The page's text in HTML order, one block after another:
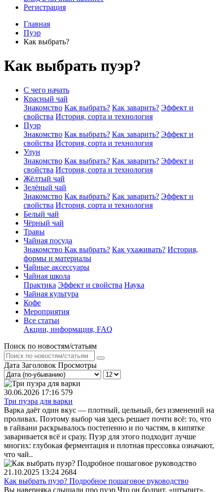
Регистрация
Главная
Пуэр
Как выбрать?
Как выбрать пуэр?
С чего начать
Красный чай
Знакомство Как выбрать? Как заварить? Эффект и
свойства История, сорта и технология
Пуэр
Знакомство Как выбрать? Как заварить? Эффект и
свойства История, сорта и технология
Улун
Знакомство Как выбрать? Как заварить? Эффект и
свойства История, сорта и технология
Жёлтый чай
Зелёный чай
Знакомство Как выбрать? Как заварить? Эффект и
свойства История, сорта и технология
Белый чай
Чёрный чай
Травы
Чайная посуда
Знакомство Как выбрать? Как ухаживать? История,
формы и материалы
Чайные аксессуары
Чайная школа
Практика Эффект и свойства Наука
Чайная культура
Кофе
Мероприятия
Все статьи
Акции, информация, FAQ
Поиск по новостям/статьям
Дата Заголовок Просмотры
30.06.2026 17:16 579
Три пуэра для варки
Варка даёт один вкус — плотный, цельный, без изменений на
проливах. Поэтому выбор чая здесь решает почти всё: то, что
в гайвани раскрывалось постепенно и по частям, в кипятке
заваривается всё и сразу. Пуэр для этого подходит лучше
многих: глубокая ферментация и плотная прессовка означают,
что чай..
21.10.2025 13:24 2684
Как выбрать пуэр? Подробное пошаговое руководство
Вы наверняка слышали про пуэр.Что он бодрит, «штырит»,